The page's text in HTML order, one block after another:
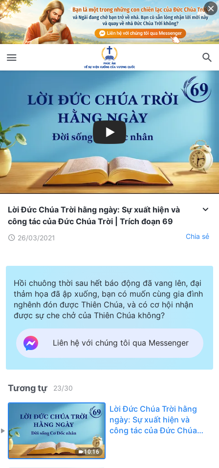
Lời Đức Chúa Trời hằng ngày: Sự xuất hiện và
công tác của Đức Chúa Trời | Trích đoạn 69
26/03/2021 Chia sẻ
Hồi chuông thời sau hết báo động đã vang lên, đại
thảm họa đã ập xuống, bạn có muốn cùng gia đình
nghênh đón được Thiên Chúa, và có cơ hội nhận
được sự che chở của Thiên Chúa không?
Liên hệ với chúng tôi qua Messenger
Tương tự 23/30
10:16
Lời Đức Chúa Trời hằng
ngày: Sự xuất hiện và
công tác của Đức Chúa